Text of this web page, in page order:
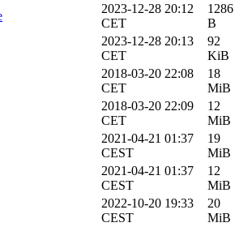
2023-12-28 20:12
CET
1286
B
2023-12-28 20:13
CET
92
KiB
2018-03-20 22:08
CET
18
MiB
2018-03-20 22:09
CET
12
MiB
2021-04-21 01:37
CEST
19
MiB
2021-04-21 01:37
CEST
12
MiB
2022-10-20 19:33
CEST
20
MiB